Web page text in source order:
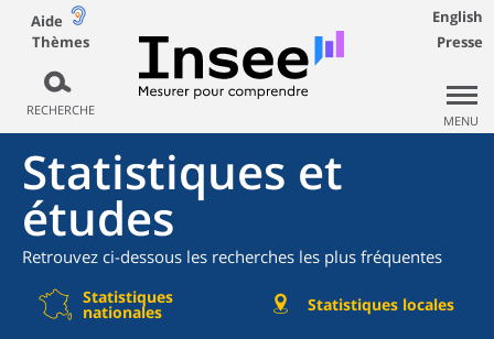
Aide
Thèmes
RECHERCHE
English
Presse
MENU
Statistiques et
études
Retrouvez ci-dessous les recherches les plus fréquentes
Statistiques
nationales Statistiques locales